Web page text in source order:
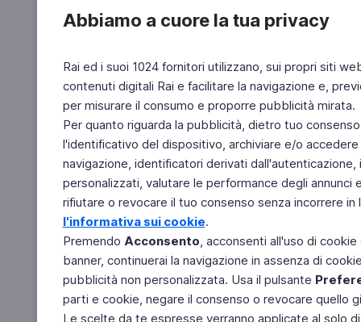
Abbiamo a cuore la tua privacy
Rai ed i suoi 1024 fornitori utilizzano, sui propri siti
contenuti digitali Rai e facilitare la navigazione e,
per misurare il consumo e proporre pubblicità mirata.
Per quanto riguarda la pubblicità, dietro tuo
l'identificativo del dispositivo, archiviare e/o
navigazione, identificatori derivati
personalizzati, valutare le performance degli
rifiutare o revocare il tuo consenso senza incorrere
l'informativa sui cookie.
Premendo Acconsento, acconsenti all'uso di
banner, continuerai la navigazione in assenza di
pubblicità non personalizzata. Usa il pulsante
parti e cookie, negare il consenso o revocare quello
Le scelte da te espresse verranno applicate al solo